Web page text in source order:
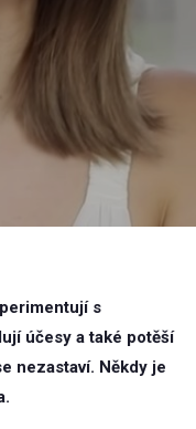
s
účesy a také potěší
nezastaví. Někdy je